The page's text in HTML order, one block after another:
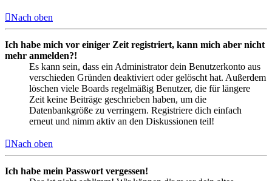
Nach oben
Ich habe mich vor einiger Zeit registriert, kann mich aber nicht
mehr anmelden?!
Es kann sein, dass ein Administrator dein Benutzerkonto aus
verschieden Gründen deaktiviert oder gelöscht hat. Außerdem
löschen viele Boards regelmäßig Benutzer, die für längere
Zeit keine Beiträge geschrieben haben, um die
Datenbankgröße zu verringern. Registriere dich einfach
erneut und nimm aktiv an den Diskussionen teil!
Nach oben
Ich habe mein Passwort vergessen!